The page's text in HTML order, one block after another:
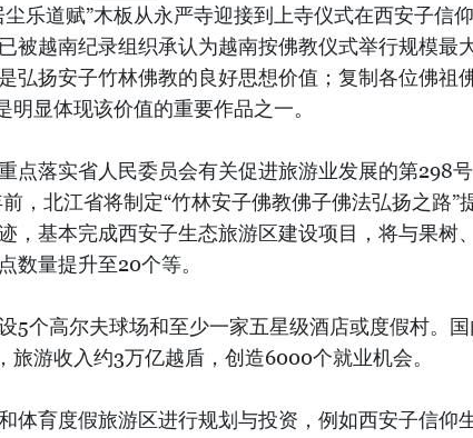
乐道赋”木板从永严寺迎接到上寺仪式在西安子信仰
被越南纪录组织承认为越南按佛教仪式举行规模最
弘扬安子竹林佛教的良好思想价值；复制各位佛祖
明显体现该价值的重要作品之一。
点落实省人民委员会有关促进旅游业发展的第298号
，北江省将制定“竹林安子佛教佛子佛法弘扬之路”
，基本完成西安子生态旅游区建设项目，将与果树、
数量提升至20个等。
5个高尔夫球场和至少一家五星级酒店或度假村。国
游收入约3万亿越盾，创造6000个就业机会。
体育度假旅游区进行规划与投资，例如西安子信仰